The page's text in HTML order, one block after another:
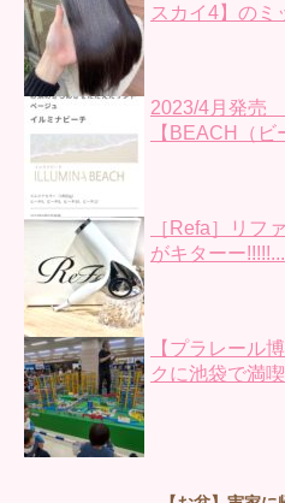
スカイ4】のミ
2023/4月発売
【BEACH（
［Refa］リフ
がキターー!!!!!...
【プラレール
クに池袋で満